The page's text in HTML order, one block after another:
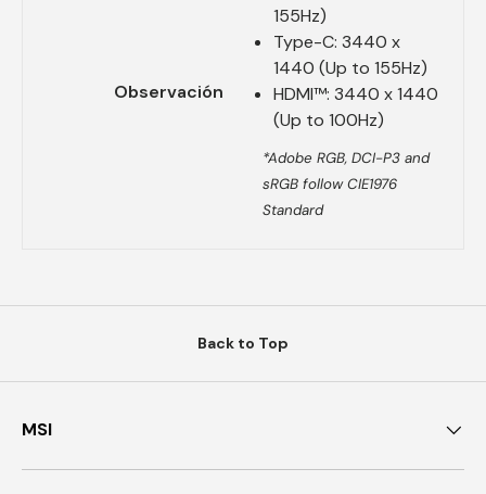
Observación
155Hz)
Type-C: 3440 x
1440 (Up to 155Hz)
HDMI™: 3440 x 1440
(Up to 100Hz)
*Adobe RGB, DCI-P3 and
sRGB follow CIE1976
Standard
Back to Top
MSI